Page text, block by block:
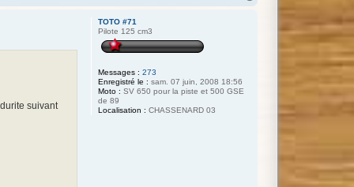
TOTO #71
Pilote 125 cm3
Messages : 273
Enregistré le : sam. 07 juin, 2008 18:56
Moto : SV 650 pour la piste et 500 GSE
de 89
Localisation : CHASSENARD 03
suivant